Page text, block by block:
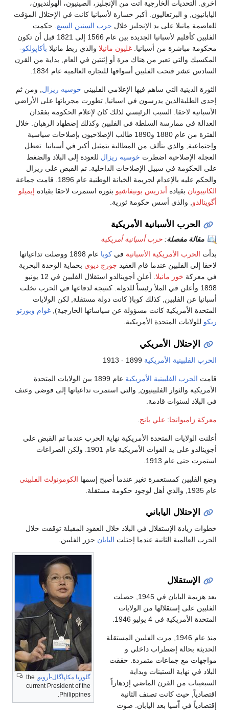
أخرى. التحديات الخارجية أتت من الإنجليز، الصينيون، الهولنديون،
اليابانيون, و البرتغاليون. أكبر خسارة لأسبانيا كانت في الإحتلال المؤقت
للعاصمة مانيلا على يد الإنجليز خلال حرب السنين السبع. حكمت
الفلبين كأقليم لأسبانيا الجديدة بين عام 1566 إلى 1821 قبل أن تكون
محكومة مباشرة من أسبانيا. غليون مانيلا والذي ربط مانيلا بأكاپولكو-
المكسيك والتي تعبر من هناك مرة أو إثنتين في العام, بداية من القرن
السادس عشر فتحت الفلبين أسواقها للتجارة العالمية عام 1834.
الثورة الدينية التي ساهم فيها الإعلامي الفلبيني خوسيه ريزال, ومن ثم
إحدى الطلبةالذين يدرسون في اسبانيا, تطورت مجرياتها على الأراضي
الأسبانية لاحقا. السبب الرئيسي لذلك كان لإعلام الحكومة بفقدان
العدالة في ممارسة السلطة في الفلبين وكذلك إضطهاد الرهبان. خلال
الفترة من عام 1880 و1890 طالب الإصلاحيون بإصلاحات سياسية
وإجتماعية, والذي يتألف من المطالبة بتمثيل أكبر في أسبانيا. تعطل
العجلة الإصلاحية اضطرت خوسيه ريزال للعودة إلى البلاد والضغط
على الحكومة في سبيل الإصلاحات الداخلية. تم القبض على ريزال
والحكم عليه بالإعدام لجريمة الخيانة الوطنية عام 1896. قامت جماعة
الكاتيبونان بقيادة أندريس بونيفاشيو بثورة استمرت لاحقا بقيادة إيميلو
أگوينالدو, والذي أسس حكومة ثورية.
الحرب الأسبانية الأمريكية
مقالة مفصلة: حرب أسبانية أمريكية
بدأت الحرب الأمريكية الأسبانية في كوبا
عام 1898 ووصلت تداعياتها
لاحقا إلى الفلبين عندما قام العقيد جورج ديوي بحماية الوحدة البحرية
في معركة خور مانيلا
. أعلن أجوينالدو استقلال الفلبين في 12 يونيو
1898 وأعلن في الملأ رئيساً للدولة. كنتيجة لدفاعها في الحرب تخلت
أسبانيا عن الفلبين, كذلك كوبا( كانت دولة مستقلة, لكن الولايات
المتحدة الأمريكية كانت مسؤولة عن سياساتها الخارجية), غوام وبورتو
ريكو للولايات المتحدة الأمريكية.
الإحتلال الأمريكي
الحرب الفلبينية الأمريكية
قامت الحرب الفلبينية الأمريكية
عام 1899 بين الولايات المتحدة
الأمريكية والثوار الفلبينيون, والتي استمرت تداعياتها إلى فوضى وعنف
في البلاد لسنوات قادمة.
معركة زامبوانجا: علي بانج
أعلنت الولايات المتحدة الأمريكية نهاية الحرب عندما تم القبض على
أجوينالدو على يد القوات الأمريكية عام 1901. ولكن الصراعات
استمرت حتى عام 1913.
وضع الفلبين كمستعمرة تغير عندما أصبح إسمها الكومونولث الفلبيني
عام 1935, والذي أهل لوجود حكومة مستقلة.
الإحتلال الياباني
خطوات زيادة الإستقلال في البلاد خلال العقود المقبلة توقفت خلال
الحرب العالمية الثانية عندما إحتلت اليابان جزر الفلبين.
گلوريا مكاپاگال-أرويو , the
current President of the
Philippines.
الإستقلال
بعد هزيمة اليابان في 1945, حصلت
الفلبين على إستقلالها من الولايات
المتحدة الأمريكية في 4 يوليو 1946.
منذ عام 1946, مرت الفلبين المستقلة
الحديثة بحالة إضطراب داخلي و
مواجهات مع جماعات متمردة. حققت
البلاد في نهاية الستينات وبداية
السبعينات من القرن الماضي إزدهاراً
اقتصادياً, حيث كانت تصنف الثانية
إقتصادياً في اّسيا بعد اليابان. صوت